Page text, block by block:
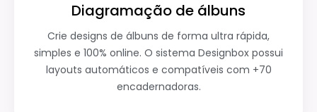
Diagramação de álbuns
Crie designs de álbuns de forma ultra rápida,
simples e 100% online. O sistema Designbox possui
layouts automáticos e compatíveis com +70
encadernadoras.